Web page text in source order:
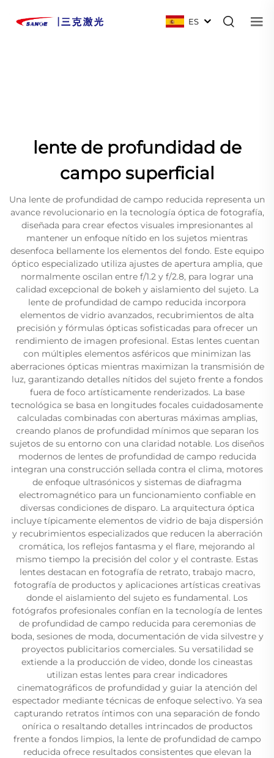
ES
lente de profundidad de
campo superficial
Una lente de profundidad de campo reducida representa un
avance revolucionario en la tecnología óptica de fotografía,
diseñada para crear efectos visuales impresionantes al
mantener un enfoque nítido en los sujetos mientras
desenfoca bellamente los elementos del fondo. Este equipo
óptico especializado utiliza ajustes de apertura amplia, que
normalmente oscilan entre f/1.2 y f/2.8, para lograr una
calidad excepcional de bokeh y aislamiento del sujeto. La
lente de profundidad de campo reducida incorpora
elementos de vidrio avanzados, recubrimientos de alta
precisión y fórmulas ópticas sofisticadas para ofrecer un
rendimiento de imagen profesional. Estas lentes cuentan
con múltiples elementos asféricos que minimizan las
aberraciones ópticas mientras maximizan la transmisión de
luz, garantizando detalles nítidos del sujeto frente a fondos
fuera de foco artísticamente renderizados. La base
tecnológica se basa en longitudes focales cuidadosamente
calculadas combinadas con aberturas máximas amplias,
creando planos de profundidad mínimos que separan los
sujetos de su entorno con una claridad notable. Los diseños
modernos de lentes de profundidad de campo reducida
integran una construcción sellada contra el clima, motores
de enfoque ultrasónicos y sistemas de diafragma
electromagnético para un funcionamiento confiable en
diversas condiciones de disparo. La arquitectura óptica
incluye típicamente elementos de vidrio de baja dispersión
y recubrimientos especializados que reducen la aberración
cromática, los reflejos fantasma y el flare, mejorando al
mismo tiempo la precisión del color y el contraste. Estas
lentes destacan en fotografía de retrato, trabajo macro,
fotografía de productos y aplicaciones artísticas creativas
donde el aislamiento del sujeto es fundamental. Los
fotógrafos profesionales confían en la tecnología de lentes
de profundidad de campo reducida para ceremonias de
boda, sesiones de moda, documentación de vida silvestre y
proyectos publicitarios comerciales. Su versatilidad se
extiende a la producción de video, donde los cineastas
utilizan estas lentes para crear indicadores
cinematográficos de profundidad y guiar la atención del
espectador mediante técnicas de enfoque selectivo. Ya sea
capturando retratos íntimos con una separación de fondo
onírica o resaltando detalles intrincados de productos
frente a fondos limpios, la lente de profundidad de campo
reducida ofrece resultados consistentes que elevan la